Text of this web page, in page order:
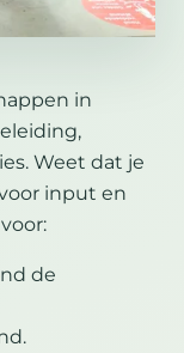
in
Weet dat je
input en
de